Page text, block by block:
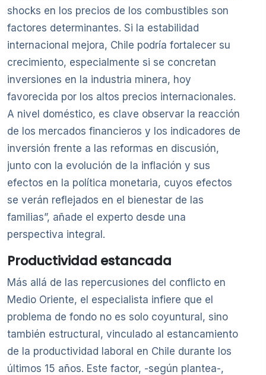
shocks en los precios de los combustibles son
factores determinantes. Si la estabilidad
internacional mejora, Chile podría fortalecer su
crecimiento, especialmente si se concretan
inversiones en la industria minera, hoy
favorecida por los altos precios internacionales.
A nivel doméstico, es clave observar la reacción
de los mercados financieros y los indicadores de
inversión frente a las reformas en discusión,
junto con la evolución de la inflación y sus
efectos en la política monetaria, cuyos efectos
se verán reflejados en el bienestar de las
familias”, añade el experto desde una
perspectiva integral.
Productividad estancada
Más allá de las repercusiones del conflicto en
Medio Oriente, el especialista infiere que el
problema de fondo no es solo coyuntural, sino
también estructural, vinculado al estancamiento
de la productividad laboral en Chile durante los
últimos 15 años. Este factor, -según plantea-,